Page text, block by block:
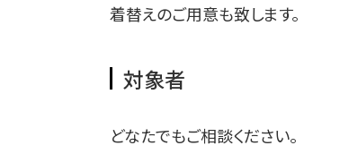
着替えのご用意も致します。
対象者
どなたでもご相談ください。